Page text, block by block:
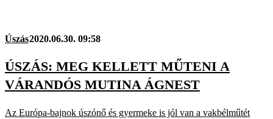
Úszás2020.06.30. 09:58
ÚSZÁS: MEG KELLETT MŰTENI A
VÁRANDÓS MUTINA ÁGNEST
Az Európa-bajnok úszónő és gyermeke is jól van a vakbélműtét